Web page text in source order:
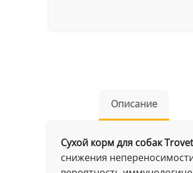
Описание
Сухой корм для собак
снижения